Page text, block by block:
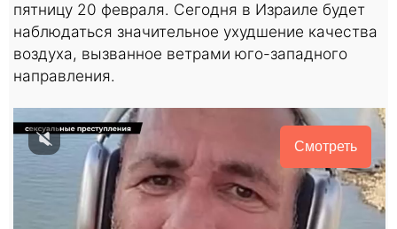
пятницу 20 февраля. Сегодня в Израиле будет
наблюдаться значительное ухудшение качества
воздуха, вызванное ветрами юго-западного
направления.
Смотреть